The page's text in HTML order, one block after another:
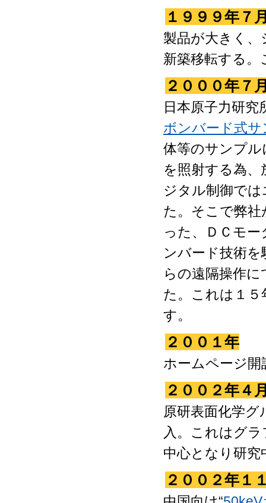
１９９９年７
製品が大きく
新築移転する。
２０００年７
日本原子力研究
ボンバード式
体等のサンプ
を照射する為
ジタル制御で
た。そこで弊
った、ＤＣモ
ンバード技術
らの遠隔操作
た。これは１
す。
２００１年
ホームページ開
２００２年４
原研表面化学
入。これはグ
中心となり研
２００２年１